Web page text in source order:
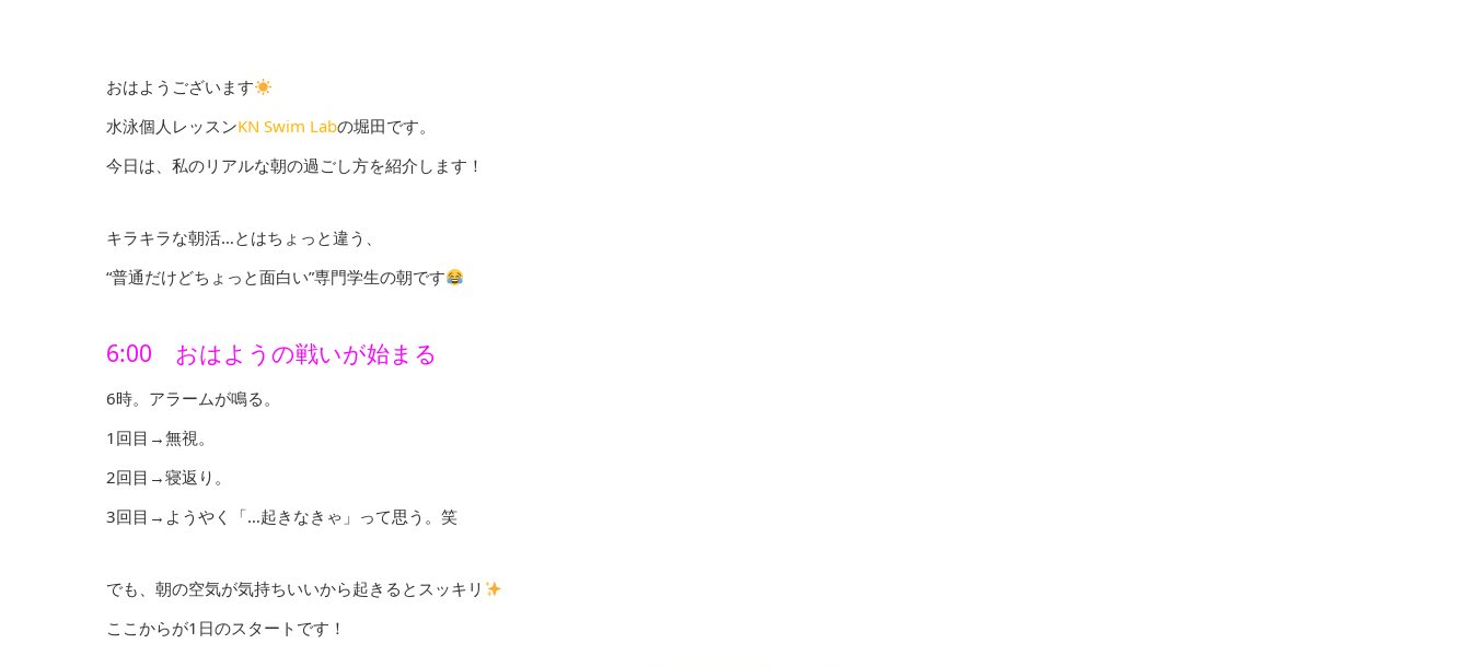
おはようございます
水泳個人レッスンKN Swim Labの堀田です。
今日は、私のリアルな朝の過ごし方を紹介します！
キラキラな朝活…とはちょっと違う、
“普通だけどちょっと面白い”専門学生の朝です
6:00 おはようの戦いが始まる
6時。アラームが鳴る。
1回目→無視。
2回目→寝返り。
3回目→ようやく「…起きなきゃ」って思う。笑
でも、朝の空気が気持ちいいから起きるとスッキリ
ここからが1日のスタートです！